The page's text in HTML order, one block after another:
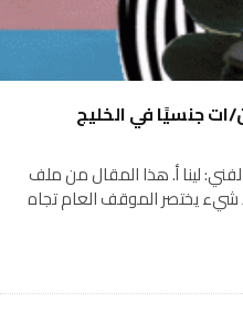
ات جنسيًا في الخليج
لينا أ. هذا المقال من ملف
شيء يختصر الموقف العام تجاه